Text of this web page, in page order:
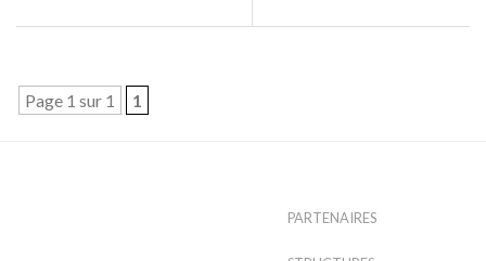
Page 1 sur 1 1
PARTENAIRES